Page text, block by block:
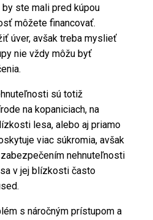
ste mali pred kúpou
môžete financovať.
úver, avšak treba myslieť
nie vždy môžu byť
sú totiž
na kopaniciach, na
lesa, alebo aj priamo
viac súkromia, avšak
nehnuteľnosti
v jej blízkosti často
s náročným prístupom a